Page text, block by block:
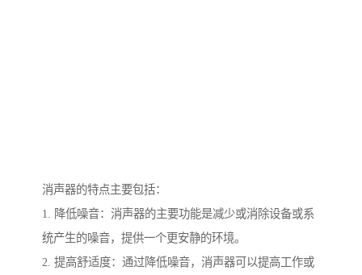
消声器的特点主要包括：
1. 降低噪音：消声器的主要功能是减少或消除设备或系
统产生的噪音，提供一个更安静的环境。
2. 提高舒适度：通过降低噪音，消声器可以提高工作或